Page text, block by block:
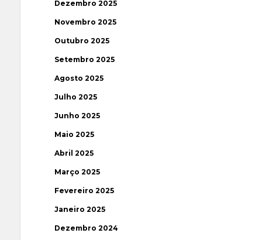
Dezembro 2025
Novembro 2025
Outubro 2025
Setembro 2025
Agosto 2025
Julho 2025
Junho 2025
Maio 2025
Abril 2025
Março 2025
Fevereiro 2025
Janeiro 2025
Dezembro 2024